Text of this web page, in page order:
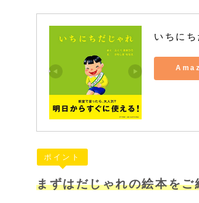
いちに
ポイント
まずはだじゃれの絵本をご